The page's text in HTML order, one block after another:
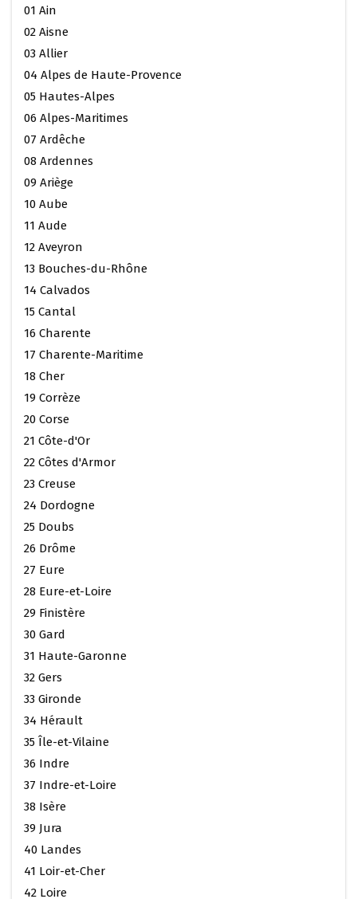
01 Ain
02 Aisne
03 Allier
04 Alpes de Haute-Provence
05 Hautes-Alpes
06 Alpes-Maritimes
07 Ardêche
08 Ardennes
09 Ariège
10 Aube
11 Aude
12 Aveyron
13 Bouches-du-Rhône
14 Calvados
15 Cantal
16 Charente
17 Charente-Maritime
18 Cher
19 Corrèze
20 Corse
21 Côte-d'Or
22 Côtes d'Armor
23 Creuse
24 Dordogne
25 Doubs
26 Drôme
27 Eure
28 Eure-et-Loire
29 Finistère
30 Gard
31 Haute-Garonne
32 Gers
33 Gironde
34 Hérault
35 Île-et-Vilaine
36 Indre
37 Indre-et-Loire
38 Isère
39 Jura
40 Landes
41 Loir-et-Cher
42 Loire